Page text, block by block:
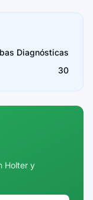
Diagnósticas
30
Holter y